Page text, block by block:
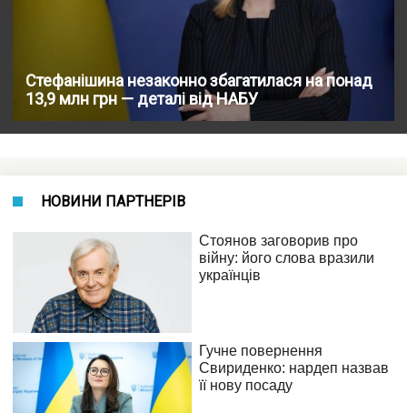
Стефанішина незаконно збагатилася на понад
13,9 млн грн — деталі від НАБУ
НОВИНИ ПАРТНЕРІВ